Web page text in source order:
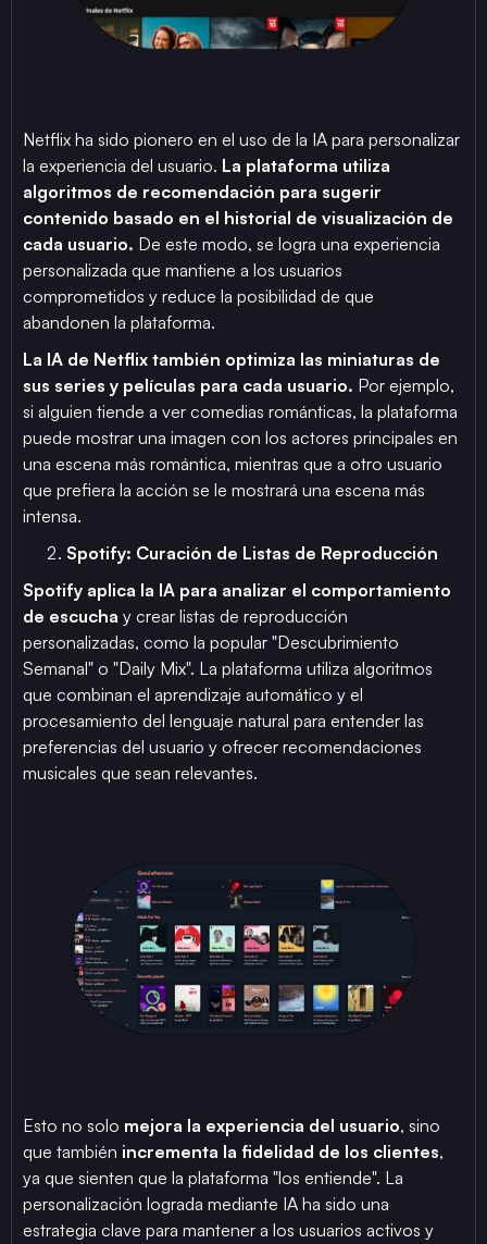
Netflix ha sido pionero en el uso de la IA para personalizar
la experiencia del usuario. La plataforma utiliza
algoritmos de recomendación para sugerir
contenido basado en el historial de visualización de
cada usuario. De este modo, se logra una experiencia
personalizada que mantiene a los usuarios
comprometidos y reduce la posibilidad de que
abandonen la plataforma.
La IA de Netflix también optimiza las miniaturas de
sus series y películas para cada usuario. Por ejemplo,
si alguien tiende a ver comedias románticas, la plataforma
puede mostrar una imagen con los actores principales en
una escena más romántica, mientras que a otro usuario
que prefiera la acción se le mostrará una escena más
intensa.
Spotify: Curación de Listas de Reproducción
Spotify aplica la IA para analizar el comportamiento
de escucha y crear listas de reproducción
personalizadas, como la popular "Descubrimiento
Semanal" o "Daily Mix". La plataforma utiliza algoritmos
que combinan el aprendizaje automático y el
procesamiento del lenguaje natural para entender las
preferencias del usuario y ofrecer recomendaciones
musicales que sean relevantes.
Esto no solo mejora la experiencia del usuario, sino
que también incrementa la fidelidad de los clientes,
ya que sienten que la plataforma "los entiende". La
personalización lograda mediante IA ha sido una
estrategia clave para mantener a los usuarios activos y